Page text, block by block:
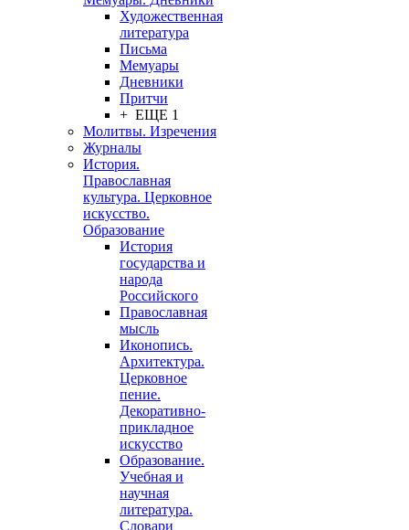
Художественная
литература
Письма
Мемуары
Дневники
Притчи
+ ЕЩЕ 1
Молитвы. Изречения
Журналы
История.
Православная
культура. Церковное
искусство.
Образование
История
государства и
народа
Российского
Православная
мысль
Иконопись.
Архитектура.
Церковное
пение.
Декоративно-
прикладное
искусство
Образование.
Учебная и
научная
литература.
Словари